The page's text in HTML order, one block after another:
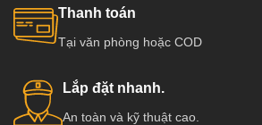
Thanh toán
Tại văn phòng hoặc COD
Lắp đặt nhanh.
An toàn và kỹ thuật cao.